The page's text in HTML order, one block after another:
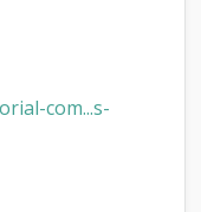
com...s-